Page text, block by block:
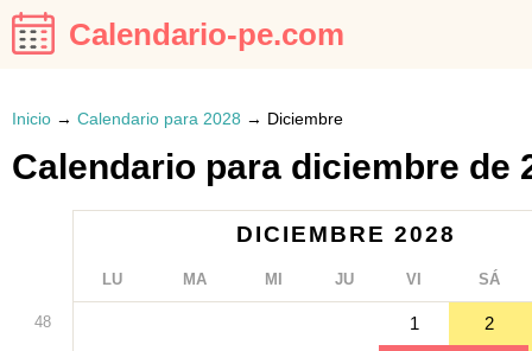
Calendario-pe.com
Inicio → Calendario para 2028 → Diciembre
Calendario para diciembre de
DICIEMBRE 2028
LU MA MI JU VI SÁ
48 1 2